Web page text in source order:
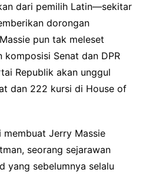
dari pemilih Latin—sekitar
dorongan
pun tak meleset
Senat dan DPR
Republik akan unggul
dan 222 kursi di House of
Jerry Massie
seorang sejarawan
yang sebelumnya selalu